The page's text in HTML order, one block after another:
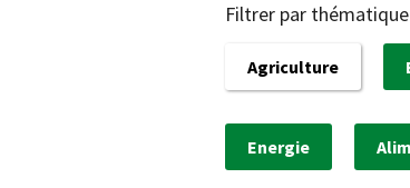
Filtrer par
Agriculture
Energie